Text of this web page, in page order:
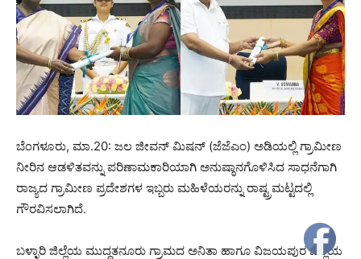
ಬೆಂಗಳೂರು, ಮಾ.20: ಜಲ ಜೀವನ್ ಮಿಷನ್ (ಜೆಜೆಎಂ) ಅಡಿಯಲ್ಲಿ ಗ್ರಾಮೀಣ
ನೀರಿನ ಆಡಳಿತವನ್ನು ಪರಿಣಾಮಕಾರಿಯಾಗಿ ಅನುಷ್ಠಾನಗೊಳಿಸಿದ ಸಾಧನೆಗಾಗಿ
ರಾಜ್ಯದ ಗ್ರಾಮೀಣ ಪ್ರದೇಶಗಳ ಇಬ್ಬರು ಮಹಿಳೆಯರನ್ನು ರಾಷ್ಟ್ರಮಟ್ಟದಲ್ಲಿ
ಗೌರವಿಸಲಾಗಿದೆ.
ಬಳ್ಳಾರಿ ಜಿಲ್ಲೆಯ ಮುದ್ದತನೂರು ಗ್ರಾಮದ ಅನಿತಾ ಹಾಗೂ ವಿಜಯಪುರ ಜಿಲ್ಲೆಯ